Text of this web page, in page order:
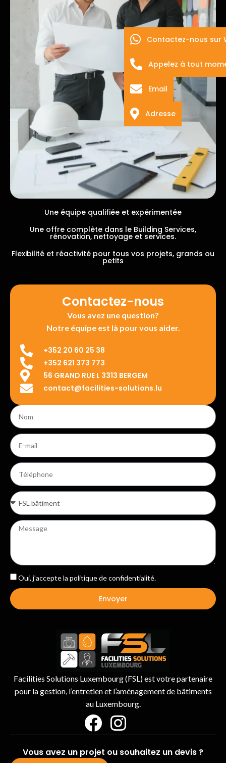
Une équipe qualifiée et expérimentée
Une offre complète dans le Building Services,
rénovation, nettoyage et services.
Flexibilité et réactivité pour tous vos projets, grands ou
petits
Contactez-nous
Vous avez une question?
Notre équipe est là pour vous aider.
+352 20 60 25 38
+352 621 373 773
56 GRAND RUE L 3313 BERGEM
contact@facilities-solutions.lu
Oui, j'accepte la politique de confidentialité.
Envoyer
Facilities Solutions Luxembourg (FSL) est votre partenaire
pour la gestion, l’entretien et l’aménagement de bâtiments
au Luxembourg.
Vous avez un projet ou souhaitez un devis ?
Contactez-nous sur
Appelez à tout
Email
Adresse